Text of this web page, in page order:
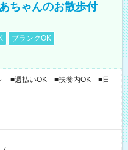
ちゃんのお散歩付
ブランクOK
■週払いOK ■扶養内OK ■日